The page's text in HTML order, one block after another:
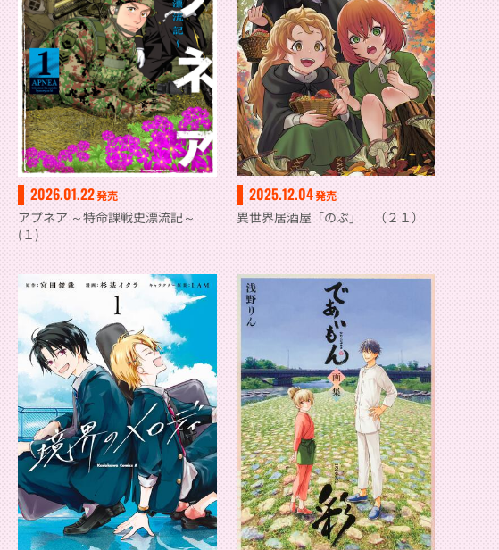
2026.01.22発売
アプネア ～特命課戦史漂流記～
(１)
2025.12.04発売
異世界居酒屋「のぶ」 （２１）